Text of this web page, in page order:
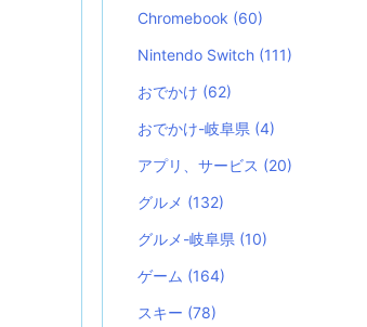
Chromebook (60)
Nintendo Switch (111)
おでかけ (62)
おでかけ-岐阜県 (4)
アプリ、サービス (20)
グルメ (132)
グルメ-岐阜県 (10)
ゲーム (164)
スキー (78)